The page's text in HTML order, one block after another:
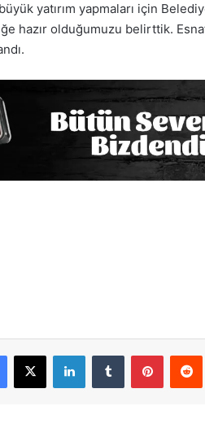
yatırım yapmaları için
hazır olduğumuzu belirttik.